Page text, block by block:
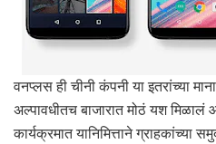
वनप्लस ही चीनी कंपनी या इतरांच्या
अल्पावधीतच बाजारात मोठं यश
कार्यक्रमात यानिमित्ताने ग्राहकांच्या